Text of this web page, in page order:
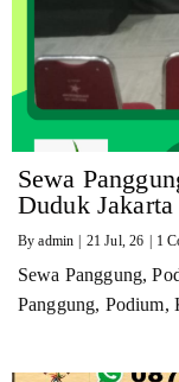
Sewa
Duduk Jakarta
Byadmin | 21 Jul, 26 | 1
Sewa Panggung,
Panggung,